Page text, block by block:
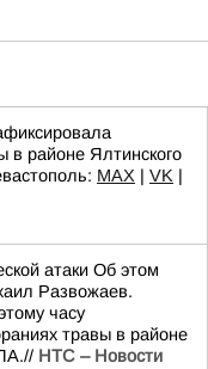
в районе Ялтинского
MAX | VK |
атаки Об этом
Развожаев.
часу
травы в районе
НТС – Новости